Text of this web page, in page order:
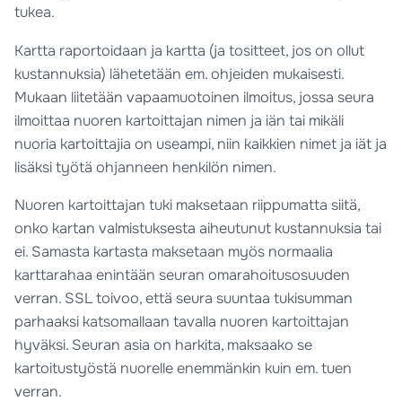
tukea.
Kartta raportoidaan ja kartta (ja tositteet, jos on ollut
kustannuksia) lähetetään em. ohjeiden mukaisesti.
Mukaan liitetään vapaamuotoinen ilmoitus, jossa seura
ilmoittaa nuoren kartoittajan nimen ja iän tai mikäli
nuoria kartoittajia on useampi, niin kaikkien nimet ja iät ja
lisäksi työtä ohjanneen henkilön nimen.
Nuoren kartoittajan tuki maksetaan riippumatta siitä,
onko kartan valmistuksesta aiheutunut kustannuksia tai
ei. Samasta kartasta maksetaan myös normaalia
karttarahaa enintään seuran omarahoitusosuuden
verran. SSL toivoo, että seura suuntaa tukisumman
parhaaksi katsomallaan tavalla nuoren kartoittajan
hyväksi. Seuran asia on harkita, maksaako se
kartoitustyöstä nuorelle enemmänkin kuin em. tuen
verran.